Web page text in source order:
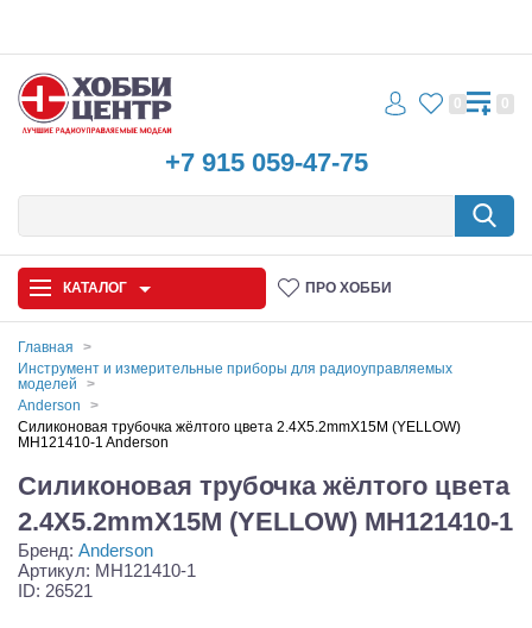
+7 915 059-47-75
0 0
КАТАЛОГ ПРО ХОББИ
Автомодели
Запчасти и аксессуары
Игрушки
Самолеты
Квадрокоптеры
Главная
Инструмент и измерительные приборы для радиоуправляемых
моделей
Anderson
Силиконовая трубочка жёлтого цвета 2.4X5.2mmX15M (YELLOW)
MH121410-1 Anderson
Силиконовая трубочка жёлтого цвета
2.4X5.2mmX15M (YELLOW) MH121410-1
Бренд: Anderson
Артикул: MH121410-1
ID: 26521